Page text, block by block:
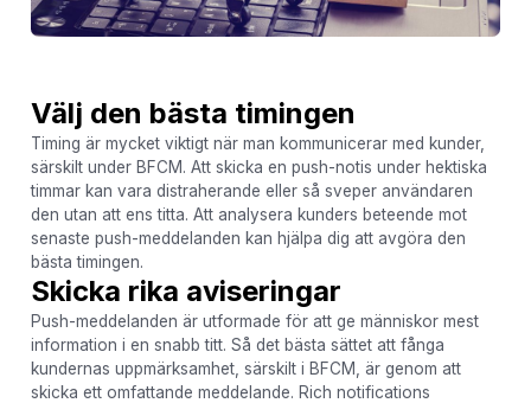
Välj den bästa timingen
Timing är mycket viktigt när man kommunicerar med kunder,
särskilt under BFCM. Att skicka en push-notis under hektiska
timmar kan vara distraherande eller så sveper användaren
den utan att ens titta. Att analysera kunders beteende mot
senaste push-meddelanden kan hjälpa dig att avgöra den
bästa timingen.
Skicka rika aviseringar
Push-meddelanden är utformade för att ge människor mest
information i en snabb titt. Så det bästa sättet att fånga
kundernas uppmärksamhet, särskilt i BFCM, är genom att
skicka ett omfattande meddelande. Rich notifications